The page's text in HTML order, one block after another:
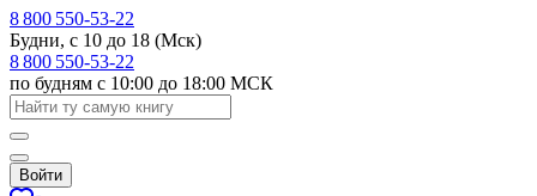
8 800 550-53-22
Будни, с 10 до 18 (Мск)
8 800 550-53-22
по будням с 10:00 до 18:00 МСК
Войти